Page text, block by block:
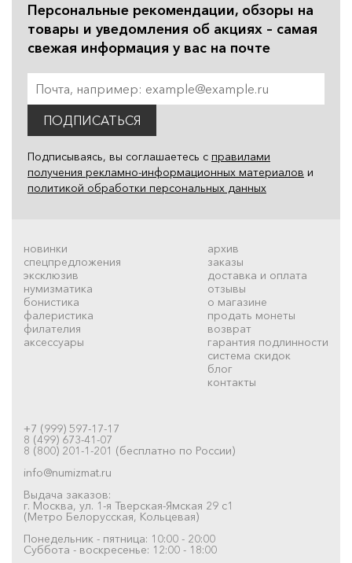
Персональные рекомендации, обзоры на
товары и уведомления об акциях – самая
свежая информация у вас на почте
ПОДПИСАТЬСЯ
Подписываясь, вы соглашаетесь с правилами
получения рекламно-информационных материалов и
политикой обработки персональных данных
новинки
спецпредложения
эксклюзив
нумизматика
бонистика
фалеристика
филателия
аксессуары
архив
заказы
доставка и оплата
отзывы
о магазине
продать монеты
возврат
гарантия подлинности
система скидок
блог
контакты
+7 (999) 597-17-17
8 (499) 673-41-07
8 (800) 201-1-201 (бесплатно по России)
info@numizmat.ru
Выдача заказов:
г. Москва, ул. 1-я Тверская-Ямская 29 с1
(Метро Белорусская, Кольцевая)
Понедельник - пятница: 10:00 - 20:00
Суббота - воскресенье: 12:00 - 18:00